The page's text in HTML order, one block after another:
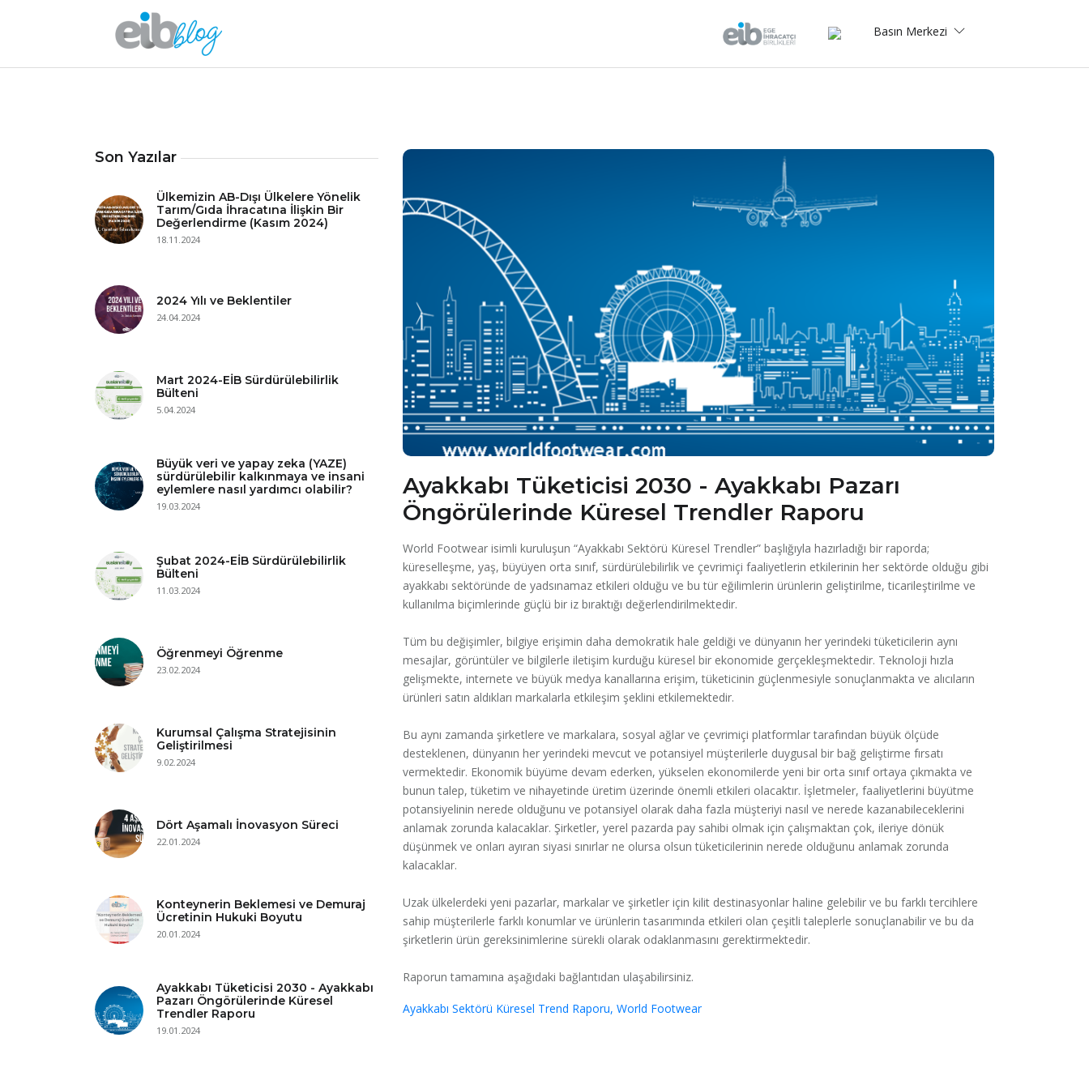
Basın Merkezi
Son Yazılar
Ülkemizin AB-Dışı Ülkelere Yönelik
Tarım/Gıda İhracatına İlişkin Bir
Değerlendirme (Kasım 2024)
18.11.2024
2024 Yılı ve Beklentiler
24.04.2024
Mart 2024-EİB Sürdürülebilirlik
Bülteni
5.04.2024
Büyük veri ve yapay zeka (YAZE)
sürdürülebilir kalkınmaya ve insani
eylemlere nasıl yardımcı olabilir?
19.03.2024
Şubat 2024-EİB Sürdürülebilirlik
Bülteni
11.03.2024
Öğrenmeyi Öğrenme
23.02.2024
Kurumsal Çalışma Stratejisinin
Geliştirilmesi
9.02.2024
Dört Aşamalı İnovasyon Süreci
22.01.2024
Konteynerin Beklemesi ve Demuraj
Ücretinin Hukuki Boyutu
20.01.2024
Ayakkabı Tüketicisi 2030 - Ayakkabı
Pazarı Öngörülerinde Küresel
Trendler Raporu
19.01.2024
Ayakkabı Tüketicisi 2030 - Ayakkabı Pazarı
Öngörülerinde Küresel Trendler Raporu
World Footwear isimli kuruluşun “Ayakkabı Sektörü Küresel Trendler” başlığıyla hazırladığı bir raporda;
küreselleşme, yaş, büyüyen orta sınıf, sürdürülebilirlik ve çevrimiçi faaliyetlerin etkilerinin her sektörde olduğu gibi
ayakkabı sektöründe de yadsınamaz etkileri olduğu ve bu tür eğilimlerin ürünlerin geliştirilme, ticarileştirilme ve
kullanılma biçimlerinde güçlü bir iz bıraktığı değerlendirilmektedir.
Tüm bu değişimler, bilgiye erişimin daha demokratik hale geldiği ve dünyanın her yerindeki tüketicilerin aynı
mesajlar, görüntüler ve bilgilerle iletişim kurduğu küresel bir ekonomide gerçekleşmektedir. Teknoloji hızla
gelişmekte, internete ve büyük medya kanallarına erişim, tüketicinin güçlenmesiyle sonuçlanmakta ve alıcıların
ürünleri satın aldıkları markalarla etkileşim şeklini etkilemektedir.
Bu aynı zamanda şirketlere ve markalara, sosyal ağlar ve çevrimiçi platformlar tarafından büyük ölçüde
desteklenen, dünyanın her yerindeki mevcut ve potansiyel müşterilerle duygusal bir bağ geliştirme fırsatı
vermektedir. Ekonomik büyüme devam ederken, yükselen ekonomilerde yeni bir orta sınıf ortaya çıkmakta ve
bunun talep, tüketim ve nihayetinde üretim üzerinde önemli etkileri olacaktır. İşletmeler, faaliyetlerini büyütme
potansiyelinin nerede olduğunu ve potansiyel olarak daha fazla müşteriyi nasıl ve nerede kazanabileceklerini
anlamak zorunda kalacaklar. Şirketler, yerel pazarda pay sahibi olmak için çalışmaktan çok, ileriye dönük
düşünmek ve onları ayıran siyasi sınırlar ne olursa olsun tüketicilerinin nerede olduğunu anlamak zorunda
kalacaklar.
Uzak ülkelerdeki yeni pazarlar, markalar ve şirketler için kilit destinasyonlar haline gelebilir ve bu farklı tercihlere
sahip müşterilerle farklı konumlar ve ürünlerin tasarımında etkileri olan çeşitli taleplerle sonuçlanabilir ve bu da
şirketlerin ürün gereksinimlerine sürekli olarak odaklanmasını gerektirmektedir.
Raporun tamamına aşağıdaki bağlantıdan ulaşabilirsiniz.
Ayakkabı Sektörü Küresel Trend Raporu, World Footwear